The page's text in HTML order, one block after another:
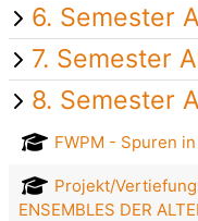
6. Semester
7. Semester
8. Semester
FWPM - Spuren
Projekt/
ENSEMBLES DER